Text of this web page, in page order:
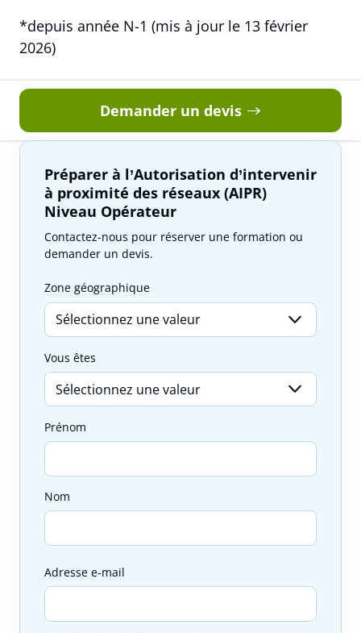
*depuis année N-1 (mis à jour le 13 février
2026)
Demander un devis
Préparer à l’Autorisation d’intervenir
à proximité des réseaux (AIPR)
Niveau Opérateur
Contactez-nous pour réserver une formation ou
demander un devis.
Zone géographique
Vous êtes
Prénom
Nom
Adresse e-mail